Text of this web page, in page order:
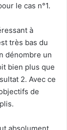
le cas n°1.
à
très bas du
dénombre un
bien plus que
2. Avec ce
de
absolument